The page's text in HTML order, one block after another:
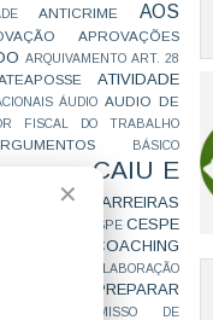
✕
ANTICRIME
AOS
APROVAÇÕES
ARQUIVAMENTO ART. 28
ATIVIDADE
ÁUDIO AUDIO DE
FISCAL DO TRABALHO
BÁSICO
CAIU E
CARREIRAS
CEBRASPE CESPE
COACHING
COLABORAÇÃO
COMO SE PREPARAR
COMPROMISSO DE